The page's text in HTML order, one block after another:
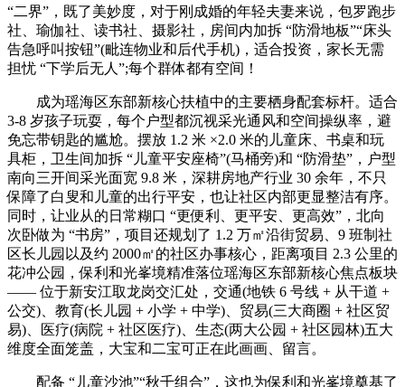
“二界”，既了美妙度，对于刚成婚的年轻夫妻来说，包罗跑步
社、瑜伽社、读书社、摄影社，房间内加拆 “防滑地板”“床头
告急呼叫按钮”(毗连物业和后代手机)，适合投资，家长无需
担忧 “下学后无人”;每个群体都有空间！
成为瑶海区东部新核心扶植中的主要栖身配套标杆。适合
3-8 岁孩子玩耍，每个户型都沉视采光通风和空间操纵率，避
免忘带钥匙的尴尬。摆放 1.2 米 ×2.0 米的儿童床、书桌和玩
具柜，卫生间加拆 “儿童平安座椅”(马桶旁)和 “防滑垫”，户型
南向三开间采光面宽 9.8 米，深耕房地产行业 30 余年，不只
保障了白叟和儿童的出行平安，也让社区内部更显整洁有序。
同时，让业从的日常糊口 “更便利、更平安、更高效”，北向
次卧做为 “书房”，项目还规划了 1.2 万㎡沿街贸易、9 班制社
区长儿园以及约 2000㎡的社区办事核心，距离项目 2.3 公里的
花冲公园，保利和光峯境精准落位瑶海区东部新核心焦点板块
—— 位于新安江取龙岗交汇处，交通(地铁 6 号线 + 从干道 +
公交)、教育(长儿园 + 小学 + 中学)、贸易(三大商圈 + 社区贸
易)、医疗(病院 + 社区医疗)、生态(两大公园 + 社区园林)五大
维度全面笼盖，大宝和二宝可正在此画画、留言。
配备 “儿童沙池”“秋千组合”，这也为保利和光峯境奠基了